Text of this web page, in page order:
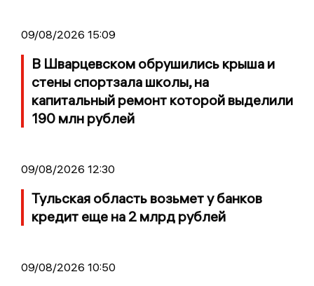
09/08/2026 15:09
В Шварцевском обрушились крыша и
стены спортзала школы, на
капитальный ремонт которой выделили
190 млн рублей
09/08/2026 12:30
Тульская область возьмет у банков
кредит еще на 2 млрд рублей
09/08/2026 10:50